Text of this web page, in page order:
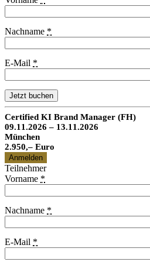
Nachname *
E-Mail *
Jetzt buchen
Certified KI Brand Manager (FH)
09.11.2026 – 13.11.2026
München
2.950,– Euro
Anmelden
Teilnehmer
Vorname *
Nachname *
E-Mail *